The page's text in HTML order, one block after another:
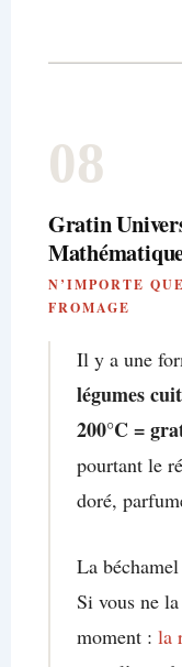
08
Gratin
N’IMPORTE
FROMAGE
Il y a une
légumes
200°C =
pourtant le
doré,
La
Si vous ne
moment : la